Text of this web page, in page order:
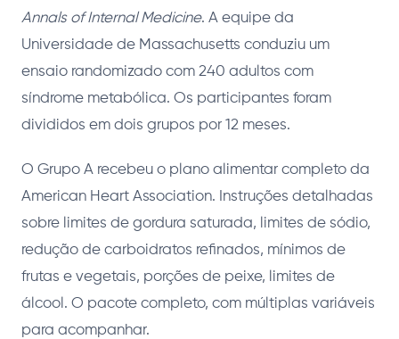
Annals of Internal Medicine. A equipe da
Universidade de Massachusetts conduziu um
ensaio randomizado com 240 adultos com
síndrome metabólica. Os participantes foram
divididos em dois grupos por 12 meses.
O Grupo A recebeu o plano alimentar completo da
American Heart Association. Instruções detalhadas
sobre limites de gordura saturada, limites de sódio,
redução de carboidratos refinados, mínimos de
frutas e vegetais, porções de peixe, limites de
álcool. O pacote completo, com múltiplas variáveis
para acompanhar.